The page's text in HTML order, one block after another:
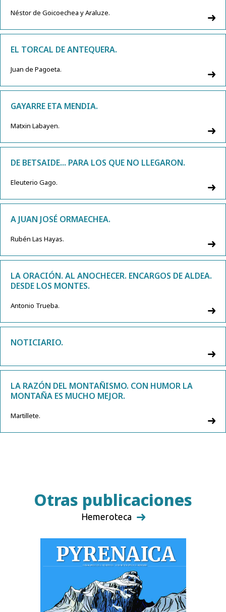
Néstor de Goicoechea y Araluze.
EL TORCAL DE ANTEQUERA.
Juan de Pagoeta.
GAYARRE ETA MENDIA.
Matxin Labayen.
DE BETSAIDE... PARA LOS QUE NO LLEGARON.
Eleuterio Gago.
A JUAN JOSÉ ORMAECHEA.
Rubén Las Hayas.
LA ORACIÓN. AL ANOCHECER. ENCARGOS DE ALDEA.
DESDE LOS MONTES.
Antonio Trueba.
NOTICIARIO.
LA RAZÓN DEL MONTAÑISMO. CON HUMOR LA
MONTAÑA ES MUCHO MEJOR.
Martillete.
Otras publicaciones
Hemeroteca